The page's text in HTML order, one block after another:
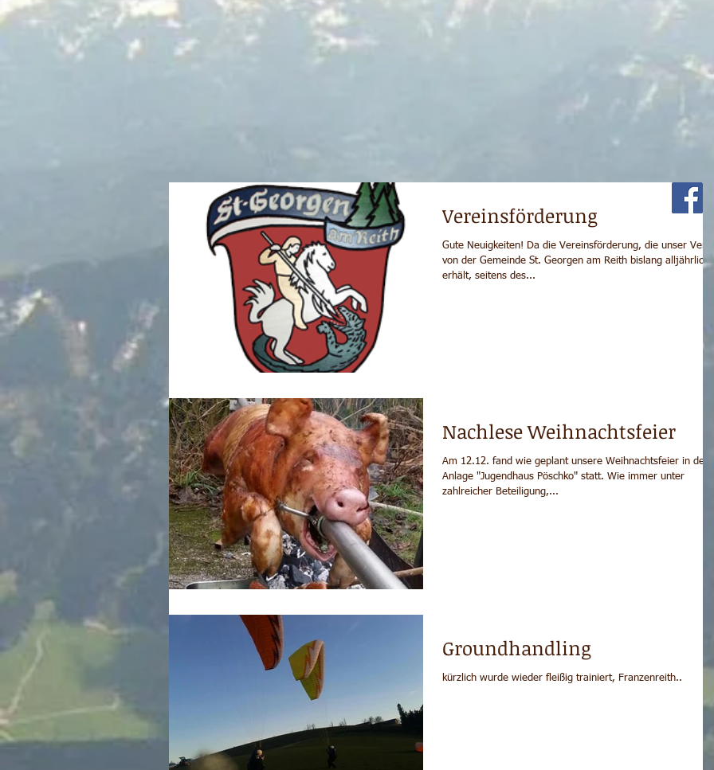
Vereinsförderung
Gute Neuigkeiten! Da die Vereinsförderung, die unser
von der Gemeinde St. Georgen am Reith bislang alljährlich
erhält, seitens des...
Nachlese Weihnachtsfeier
Am 12.12. fand wie geplant unsere Weihnachtsfeier in der
Anlage "Jugendhaus Pöschko" statt. Wie immer unter
zahlreicher Beteiligung,...
Groundhandling
kürzlich wurde wieder fleißig trainiert, Franzenreith..